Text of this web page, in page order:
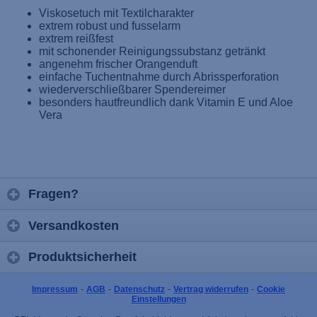
Viskosetuch mit Textilcharakter
extrem robust und fusselarm
extrem reißfest
mit schonender Reinigungssubstanz getränkt
angenehm frischer Orangenduft
einfache Tuchentnahme durch Abrissperforation
wiederverschließbarer Spendereimer
besonders hautfreundlich dank Vitamin E und Aloe
Vera
Fragen?
Versandkosten
Produktsicherheit
Impressum - AGB - Datenschutz - Vertrag widerrufen - Cookie
Einstellungen